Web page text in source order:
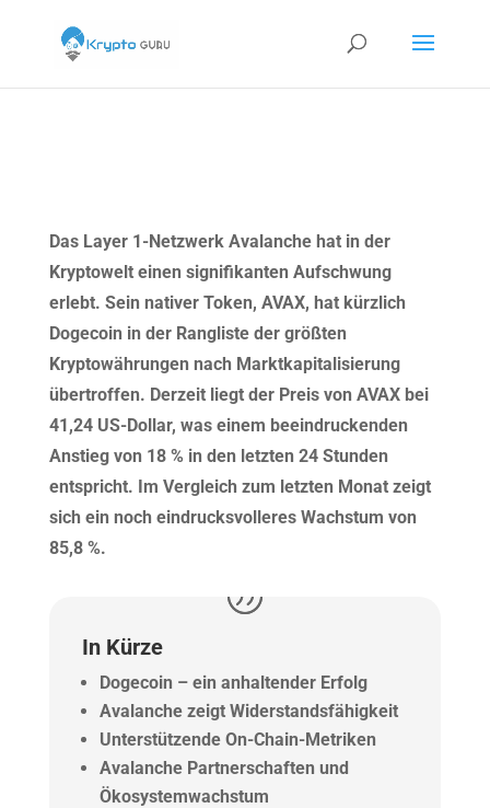
Das Layer 1-Netzwerk Avalanche hat in der
Kryptowelt einen signifikanten Aufschwung
erlebt. Sein nativer Token, AVAX, hat kürzlich
Dogecoin in der Rangliste der größten
Kryptowährungen nach Marktkapitalisierung
übertroffen. Derzeit liegt der Preis von AVAX bei
41,24 US-Dollar, was einem beeindruckenden
Anstieg von 18 % in den letzten 24 Stunden
entspricht. Im Vergleich zum letzten Monat zeigt
sich ein noch eindrucksvolleres Wachstum von
85,8 %.
In Kürze
Dogecoin – ein anhaltender Erfolg
Avalanche zeigt Widerstandsfähigkeit
Unterstützende On-Chain-Metriken
Avalanche Partnerschaften und
Ökosystemwachstum